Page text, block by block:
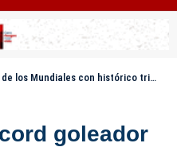
con histórico triplete en triunfo argentino
goleador